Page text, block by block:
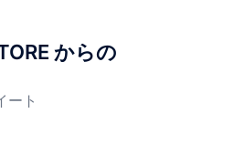
からの
ート